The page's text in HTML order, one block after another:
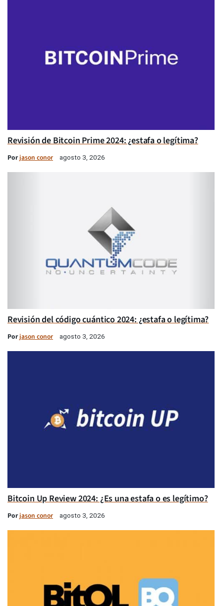
Revisión de Bitcoin Prime 2024: ¿estafa o legítima?
Porjason conor agosto 3, 2026
Revisión del código cuántico 2024: ¿estafa o legítima?
Porjason conor agosto 3, 2026
Bitcoin Up Review 2024: ¿Es una estafa o es legítimo?
Porjason conor agosto 3, 2026